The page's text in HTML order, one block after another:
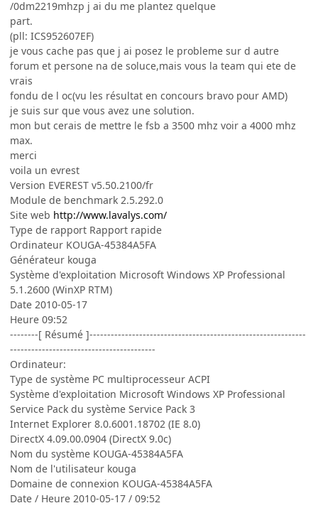
/0dm2219mhzp j ai du me plantez quelque
part.
(pll: ICS952607EF)
je vous cache pas que j ai posez le probleme sur d autre
forum et persone na de soluce,mais vous la team qui ete de
vrais
fondu de l oc(vu les résultat en concours bravo pour AMD)
je suis sur que vous avez une solution.
mon but cerais de mettre le fsb a 3500 mhz voir a 4000 mhz
max.
merci
voila un evrest
Version EVEREST v5.50.2100/fr
Module de benchmark 2.5.292.0
Site web http://www.lavalys.com/
Type de rapport Rapport rapide
Ordinateur KOUGA-45384A5FA
Générateur kouga
Système d'exploitation Microsoft Windows XP Professional
5.1.2600 (WinXP RTM)
Date 2010-05-17
Heure 09:52
--------[ Résumé ]-------------------------------------------------------------
-----------------------------------------
Ordinateur:
Type de système PC multiprocesseur ACPI
Système d'exploitation Microsoft Windows XP Professional
Service Pack du système Service Pack 3
Internet Explorer 8.0.6001.18702 (IE 8.0)
DirectX 4.09.00.0904 (DirectX 9.0c)
Nom du système KOUGA-45384A5FA
Nom de l'utilisateur kouga
Domaine de connexion KOUGA-45384A5FA
Date / Heure 2010-05-17 / 09:52